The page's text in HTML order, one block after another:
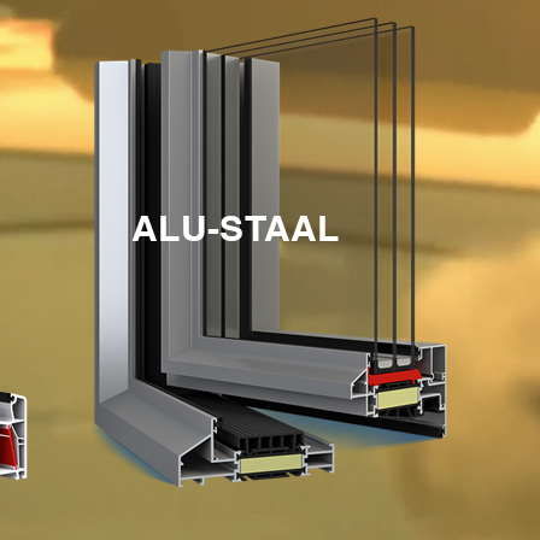
ALU-STAAL